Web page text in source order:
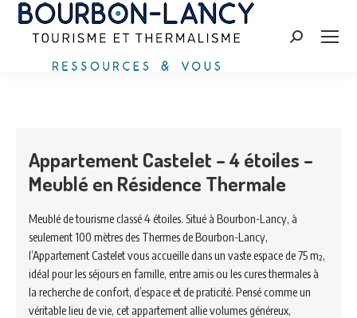
Zoeken:
Appartement Castelet – 4 étoiles –
Meublé en Résidence Thermale
Meublé de tourisme classé 4 étoiles. Situé à Bourbon-Lancy, à
seulement 100 mètres des Thermes de Bourbon-Lancy,
l’Appartement Castelet vous accueille dans un vaste espace de 75 m²,
idéal pour les séjours en famille, entre amis ou les cures thermales à
la recherche de confort, d’espace et de praticité. Pensé comme un
véritable lieu de vie, cet appartement allie volumes généreux,